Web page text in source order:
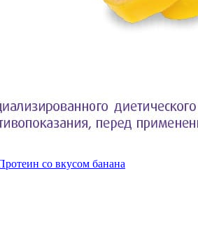
со вкусом банана